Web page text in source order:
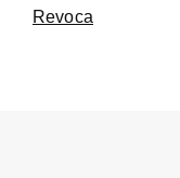
Revoca